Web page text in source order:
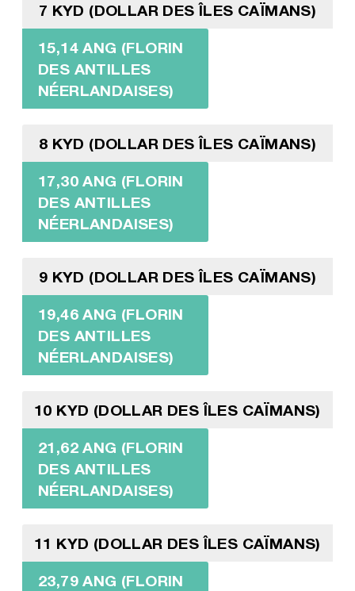
7 KYD (DOLLAR DES ÎLES CAÏMANS)
15,14 ANG (FLORIN
DES ANTILLES
NÉERLANDAISES)
8 KYD (DOLLAR DES ÎLES CAÏMANS)
17,30 ANG (FLORIN
DES ANTILLES
NÉERLANDAISES)
9 KYD (DOLLAR DES ÎLES CAÏMANS)
19,46 ANG (FLORIN
DES ANTILLES
NÉERLANDAISES)
10 KYD (DOLLAR DES ÎLES CAÏMANS)
21,62 ANG (FLORIN
DES ANTILLES
NÉERLANDAISES)
11 KYD (DOLLAR DES ÎLES CAÏMANS)
23,79 ANG (FLORIN